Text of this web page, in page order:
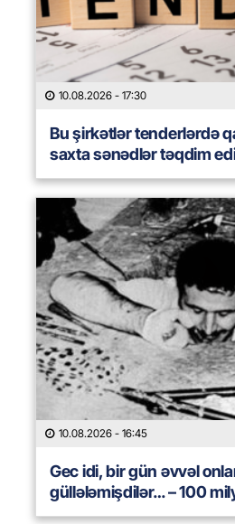
10.08.2026 - 17:30
Bu şirkətlər tenderlərdə
saxta sənədlər təqdim
10.08.2026 - 16:45
Gec idi, bir gün əvvəl
güllələmişdilər… – 100